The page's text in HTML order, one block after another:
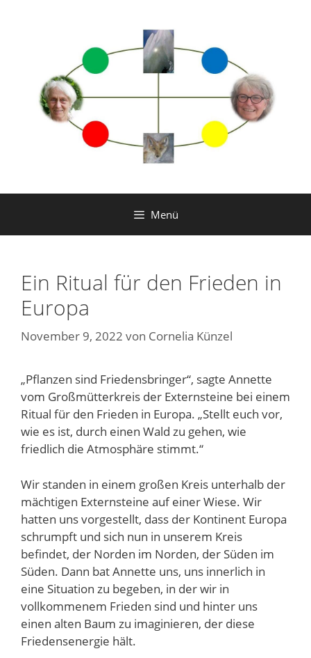
Menü
Ein Ritual für den Frieden in
Europa
November 9, 2022 von Cornelia Künzel
„Pflanzen sind Friedensbringer“, sagte Annette
vom Großmütterkreis der Externsteine bei einem
Ritual für den Frieden in Europa. „Stellt euch vor,
wie es ist, durch einen Wald zu gehen, wie
friedlich die Atmosphäre stimmt.“
Wir standen in einem großen Kreis unterhalb der
mächtigen Externsteine auf einer Wiese. Wir
hatten uns vorgestellt, dass der Kontinent Europa
schrumpft und sich nun in unserem Kreis
befindet, der Norden im Norden, der Süden im
Süden. Dann bat Annette uns, uns innerlich in
eine Situation zu begeben, in der wir in
vollkommenem Frieden sind und hinter uns
einen alten Baum zu imaginieren, der diese
Friedensenergie hält.